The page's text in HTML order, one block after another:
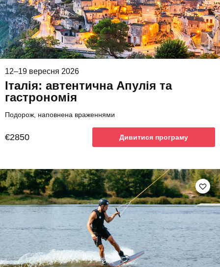
12–19 вересня 2026
Італія: автентична Апулія та
гастрономія
Подорож, наповнена враженнями
€2850 Дивитися програму